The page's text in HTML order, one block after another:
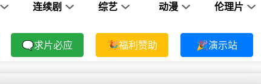
连续剧 综艺 动漫 伦理片
🗨求片必应 🎉福利赞助 🎉演示站